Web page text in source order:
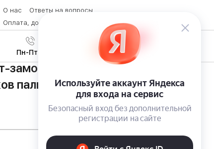
О нас
Ответы на вопросы
Оплата, доставка и возврат товара
Контакты
8 (800) 600-28-07
Пн-Пт с 9:00 до 19:00
Samsung SHS-H705 со
пальцев